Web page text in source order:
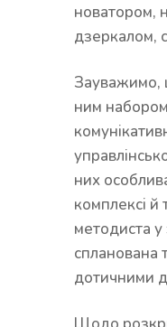
новатором,
дзеркалом,
Зауважимо,
ним
них
комплексі й
методиста у
спланована
дотичними